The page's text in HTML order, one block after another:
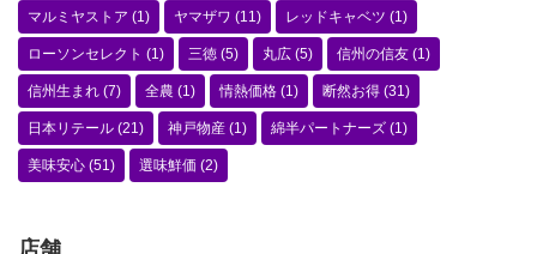
マルミヤストア (1) ヤマザワ (11) レッドキャベツ (1)
ローソンセレクト (1) 三徳 (5) 丸広 (5) 信州の信友 (1)
信州生まれ (7) 全農 (1) 情熱価格 (1) 断然お得 (31)
日本リテール (21) 神戸物産 (1) 綿半パートナーズ (1)
美味安心 (51) 選味鮮価 (2)